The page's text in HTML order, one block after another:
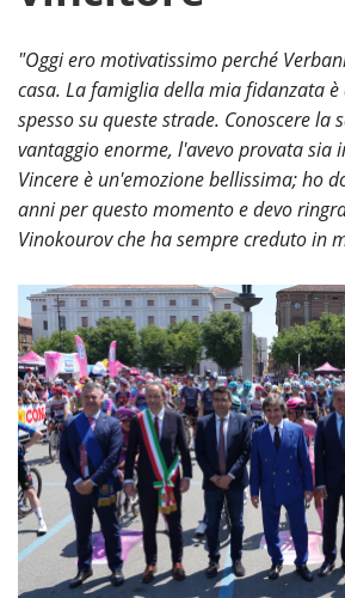
"Oggi ero motivatissimo perché
casa. La famiglia della mia fidanzata
spesso su queste strade. Conoscere la
vantaggio enorme, l'avevo provata sia
Vincere è un'emozione bellissima; ho
anni per questo momento e devo
Vinokourov che ha sempre creduto in